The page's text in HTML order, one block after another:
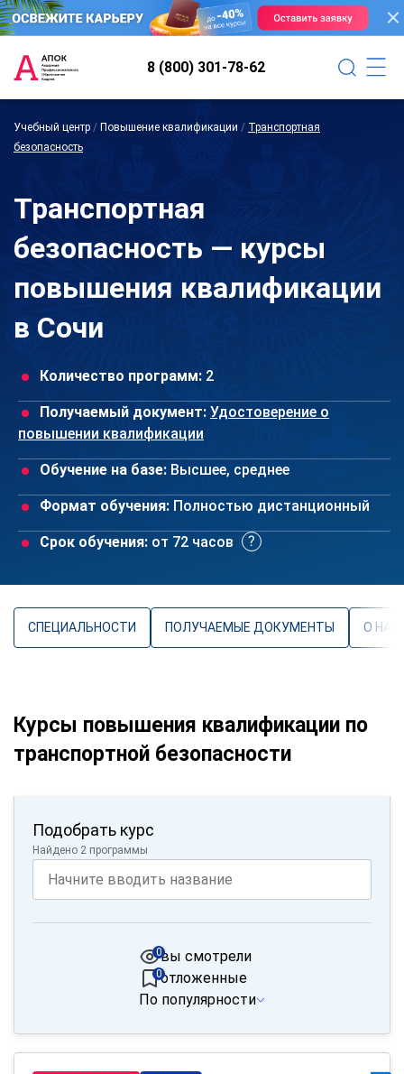
8 (800) 301-78-62
Учебный центр / Повышение квалификации / Транспортная
безопасность
Транспортная
безопасность — курсы
повышения квалификации
в Сочи
Количество программ: 2
Получаемый документ: Удостоверение о
повышении квалификации
Обучение на базе: Высшее, среднее
Формат обучения: Полностью дистанционный
Срок обучения: от 72 часов
СПЕЦИАЛЬНОСТИ ПОЛУЧАЕМЫЕ ДОКУМЕНТЫ О
Курсы повышения квалификации по
транспортной безопасности
Подобрать курс
Найдено 2 программы
вы смотрели
0
отложенные
0
По популярности